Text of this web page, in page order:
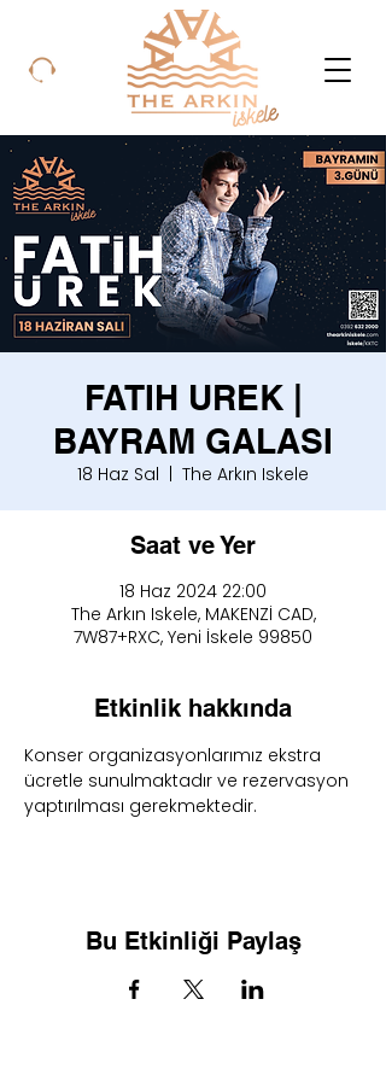
FATIH UREK |
BAYRAM GALASI
18 Haz Sal The Arkın Iskele
Saat ve Yer
18 Haz 2024 22:00
The Arkın Iskele, MAKENZİ CAD,
7W87+RXC, Yeni İskele 99850
Etkinlik hakkında
Konser organizasyonlarımız ekstra
ücretle sunulmaktadır ve rezervasyon
yaptırılması gerekmektedir.
Bu Etkinliği Paylaş